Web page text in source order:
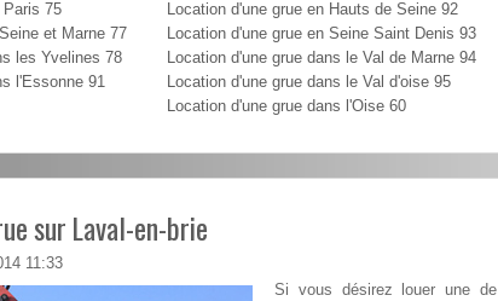
Paris 75
et Marne 77
les Yvelines 78
l'Essonne 91
Location d'une grue en Hauts de Seine 92
Location d'une grue en Seine Saint Denis 93
Location d'une grue dans le Val de Marne 94
Location d'une grue dans le Val d'oise 95
Location d'une grue dans l'Oise 60
sur Laval-en-brie
11:33
Si vous désirez louer une de